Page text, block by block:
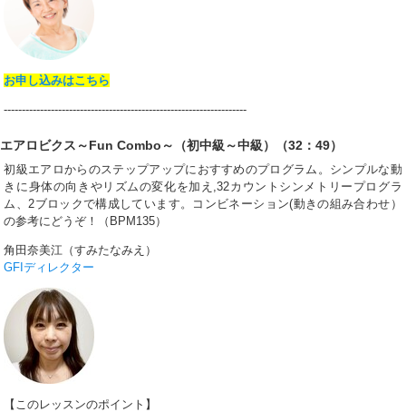
お申し込みはこちら
-------------------------------------------------------------------
エアロビクス～Fun Combo～（初中級～中級）（32：49）
初級エアロからのステップアップにおすすめのプログラム。シンプルな動
きに身体の向きやリズムの変化を加え,32カウントシンメトリープログラ
ム、2ブロックで構成しています。コンビネーション(動きの組み合わせ）
の参考にどうぞ！（BPM135）
角田奈美江（すみたなみえ）
GFIディレクター
【このレッスンのポイント】